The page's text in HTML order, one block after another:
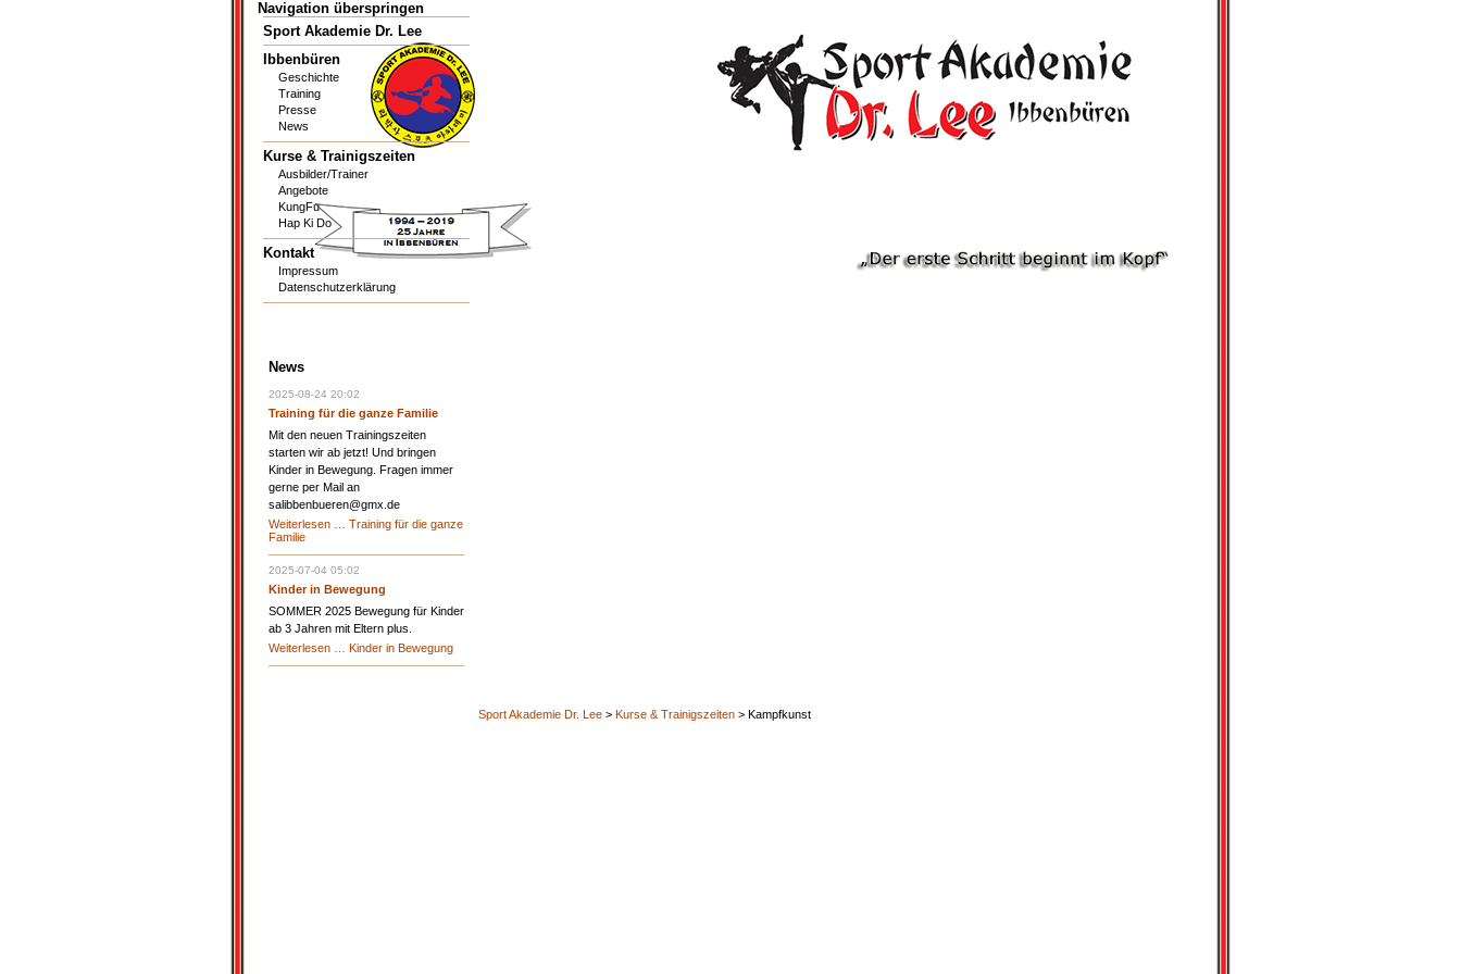
Navigation überspringen
Sport Akademie Dr. Lee
Ibbenbüren
Geschichte
Training
Presse
News
Kurse & Trainigszeiten
Ausbilder/Trainer
Angebote
KungFu
Hap Ki Do
Kontakt
Impressum
Datenschutzerklärung
News
2025-08-24 20:02
Training für die ganze Familie
Mit den neuen Trainingszeiten
starten wir ab jetzt! Und bringen
Kinder in Bewegung. Fragen immer
gerne per Mail an
salibbenbueren@gmx.de
Weiterlesen … Training für die ganze
Familie
2025-07-04 05:02
Kinder in Bewegung
SOMMER 2025 Bewegung für Kinder
ab 3 Jahren mit Eltern plus.
Weiterlesen … Kinder in Bewegung
Sport Akademie Dr. Lee > Kurse & Trainigszeiten > Kampfkunst